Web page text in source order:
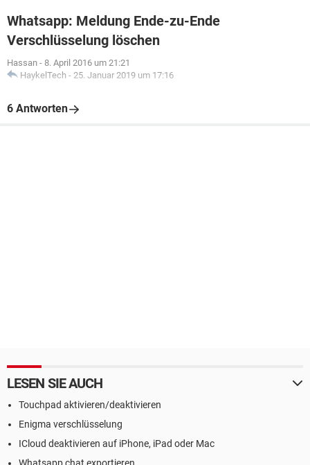
Whatsapp: Meldung Ende-zu-Ende
Verschlüsselung löschen
Hassan - 8. April 2016 um 21:21
HaykelTech - 25. Januar 2019 um 17:16
6 Antworten
LESEN SIE AUCH
Touchpad aktivieren/deaktivieren
Enigma verschlüsselung
ICloud deaktivieren auf iPhone, iPad oder Mac